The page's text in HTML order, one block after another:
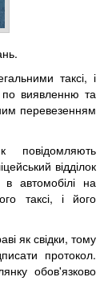
таксі, і
по виявленню та
перевезенням
повідомляють
відділок
автомобілі на
таксі, і його
як свідки, тому
протокол.
обов'язково